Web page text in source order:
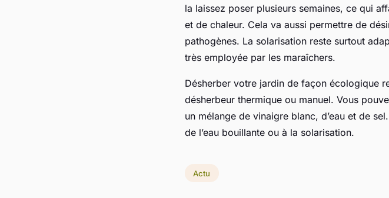
la laissez poser plusieurs semaines, ce qui
et de chaleur. Cela va aussi permettre de
pathogènes. La solarisation reste surtout
très employée par les maraîchers.
Désherber votre jardin de façon écologique
désherbeur thermique ou manuel. Vous
un mélange de vinaigre blanc, d’eau et de
de l’eau bouillante ou à la solarisation.
Actu